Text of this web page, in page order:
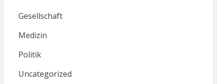
Gesellschaft
Medizin
Politik
Uncategorized